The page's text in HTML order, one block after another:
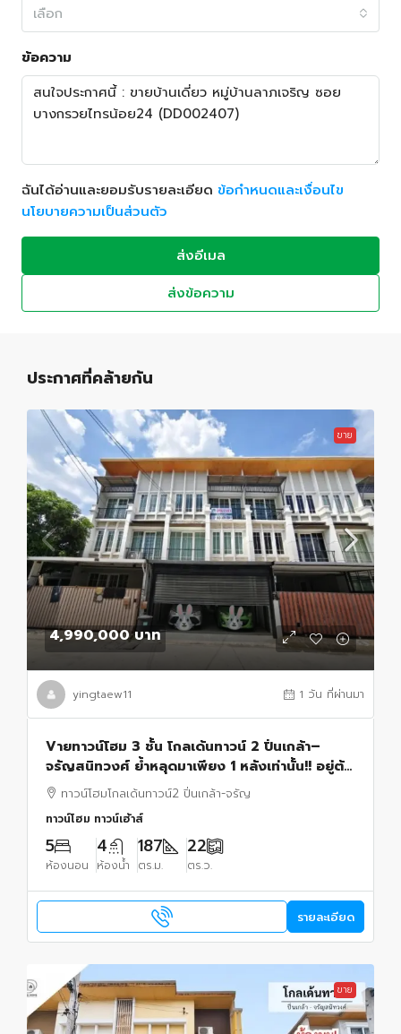
เลือก
ข้อความ
ฉันได้อ่านและยอมรับรายละเอียด ข้อกำหนดและเงื่อนไข
นโยบายความเป็นส่วนตัว
ส่งอีเมล
ส่งข้อความ
ประกาศที่คล้ายกัน
ขาย
4,990,000 บาท
yingtaew11 1 วัน ที่ผ่านมา
Vายทาวน์โฮม 3 ชั้น โกลเด้นทาวน์ 2 ปิ่นเกล้า–
จรัญสนิทวงศ์ ย้ำหลุดมาเพียง 1 หลังเท่านั้น!! อยู่ต้น
โครงการ เข้า-ออกสะดวก ตกแต่ง สไตล์มินิมอล
ทาวน์โฮมโกลเด้นทาวน์2 ปิ่นเกล้า-จรัญ
ทาวน์โฮม ทาวน์เฮ้าส์
5
ห้องนอน
4
ห้องน้ำ
187
ตร.ม.
22
ตร.ว.
รายละเอียด
ขาย